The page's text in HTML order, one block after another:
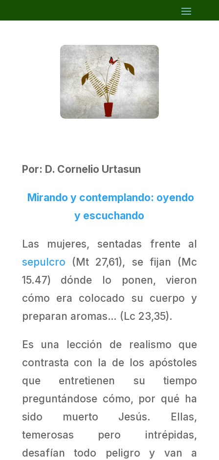
Por: D. Cornelio Urtasun
Mirando y contemplando: oyendo
y escuchando
Las mujeres, sentadas frente al
sepulcro (Mt 27,61), se fijan (Mc
15.47) dónde lo ponen, vieron
cómo era colocado su cuerpo y
preparan aromas… (Lc 23,35).
Es una lección de realismo que
contrasta con la de los apóstoles
que entretienen su tiempo
preguntándose cómo, por qué ha
sido muerto Jesús. Ellas,
temerosas pero intrépidas,
desafían todo peligro y van a